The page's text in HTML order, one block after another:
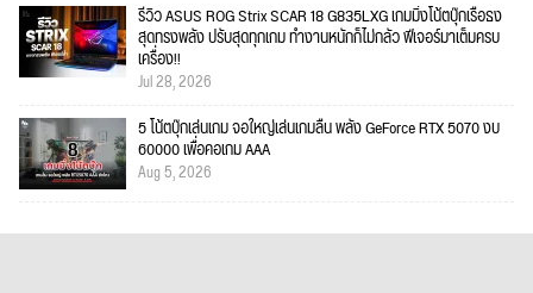
รีวิว ASUS ROG Strix SCAR 18 G835LXG เกมมิ่งโน้ตบุ๊กเรือธง
สุดทรงพลัง ปรับสุดทุกเกม ทำงานหนักก็ไม่กลัว ฟีเจอร์มาเต็มครบ
เครื่อง!!
Jul 28, 2026
5 โน้ตบุ๊กเล่นเกม จอใหญ่เล่นเกมลื่น พลัง GeForce RTX 5070 งบ
60000 เพื่อคอเกม AAA
Aug 5, 2026